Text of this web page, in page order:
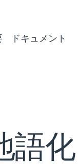
ドキュメント
語化